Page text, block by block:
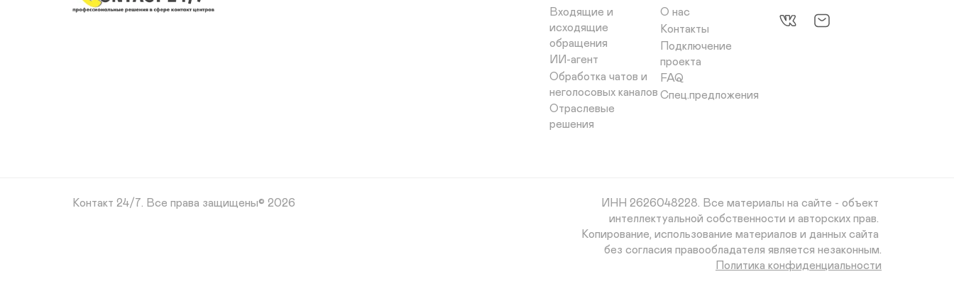
Входящие и
исходящие
обращения
ИИ-агент
Обработка чатов и
неголосовых каналов
Отраслевые
решения
О нас
Контакты
Подключение
проекта
FAQ
Спец.предложения
Контакт 24/7. Все права защищены© 2026
ИНН 2626048228. Все материалы на сайте - объект
интеллектуальной собственности и авторских прав.
Копирование, использование материалов и данных сайта
без согласия правообладателя является незаконным.
Политика конфиденциальности